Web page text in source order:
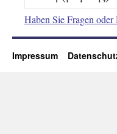
Haben Sie Fragen
Impressum